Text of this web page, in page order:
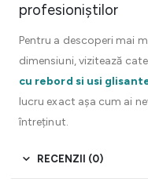
profesioniștilor
Pentru a descoperi mai
dimensiuni, vizitează
cu rebord si usi
lucru exact așa cum ai
întreținut.
RECENZII (0)